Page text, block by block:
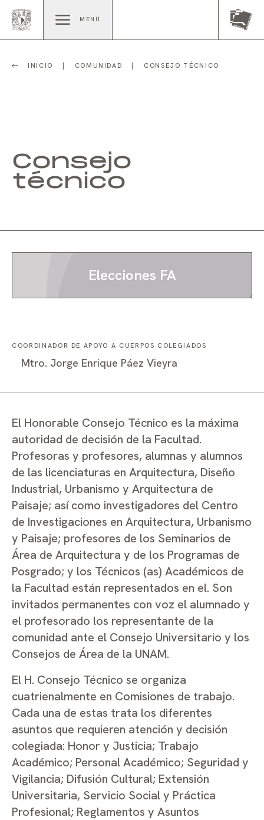
MENÚ
INICIO COMUNIDAD CONSEJO TÉCNICO
Consejo
técnico
Elecciones FA
COORDINADOR DE APOYO A CUERPOS COLEGIADOS
Mtro. Jorge Enrique Páez Vieyra
El Honorable Consejo Técnico es la máxima
autoridad de decisión de la Facultad.
Profesoras y profesores, alumnas y alumnos
de las licenciaturas en Arquitectura, Diseño
Industrial, Urbanismo y Arquitectura de
Paisaje; así como investigadores del Centro
de Investigaciones en Arquitectura, Urbanismo
y Paisaje; profesores de los Seminarios de
Área de Arquitectura y de los Programas de
Posgrado; y los Técnicos (as) Académicos de
la Facultad están representados en el. Son
invitados permanentes con voz el alumnado y
el profesorado los representante de la
comunidad ante el Consejo Universitario y los
Consejos de Área de la UNAM.
El H. Consejo Técnico se organiza
cuatrienalmente en Comisiones de trabajo.
Cada una de estas trata los diferentes
asuntos que requieren atención y decisión
colegiada: Honor y Justicia; Trabajo
Académico; Personal Académico; Seguridad y
Vigilancia; Difusión Cultural; Extensión
Universitaria, Servicio Social y Práctica
Profesional; Reglamentos y Asuntos